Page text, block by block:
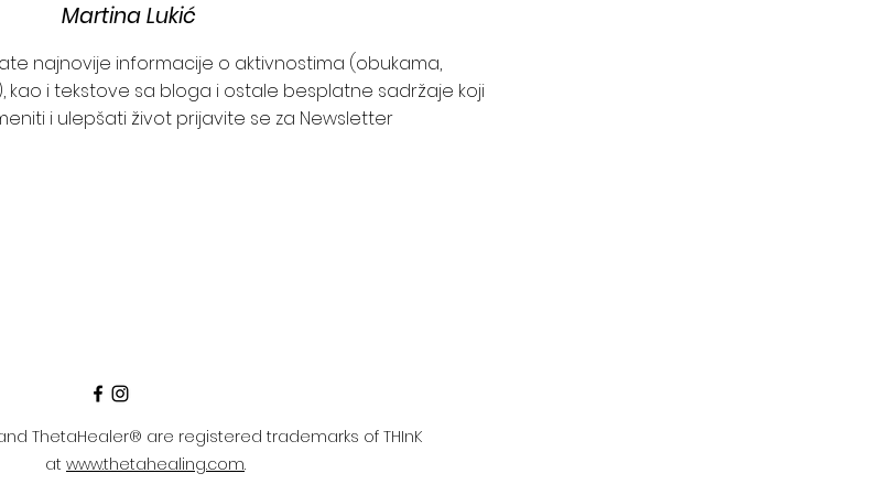
Martina Lukić
najnovije informacije o aktivnostima (obukama,
kao i tekstove sa bloga i ostale besplatne sadržaje koji
i ulepšati život prijavite se za Newsletter
ThetaHealer® are registered trademarks of THInK
at www.thetahealing.com.